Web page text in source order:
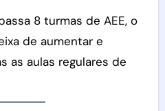
8 turmas de AEE, o
de aumentar e
as aulas regulares de